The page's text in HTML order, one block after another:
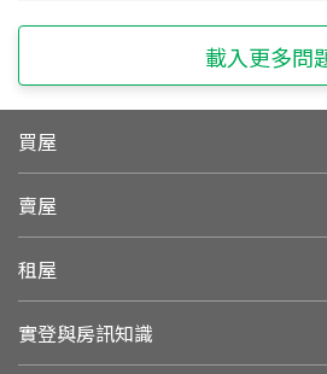
載入更多問
買屋
賣屋
租屋
實登與房訊知識